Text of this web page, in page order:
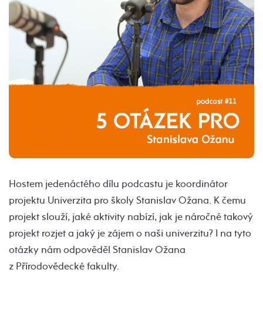
Hostem jedenáctého dílu podcastu je koordinátor
projektu Univerzita pro školy Stanislav Ožana. K čemu
projekt slouží, jaké aktivity nabízí, jak je náročné takový
projekt rozjet a jaký je zájem o naši univerzitu? I na tyto
otázky nám odpověděl Stanislav Ožana
z Přírodovědecké fakulty.